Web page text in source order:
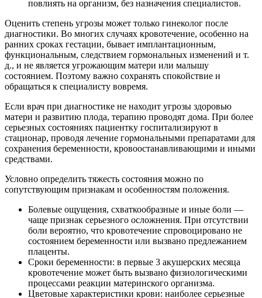
повлиять на организм, без назначения специалистов.
Оценить степень угрозы может только гинеколог после
диагностики. Во многих случаях кровотечение, особенно на
ранних сроках гестации, бывает имплантационным,
функциональным, следствием гормональных изменений и т.
д., и не является угрожающим матери или малышу
состоянием. Поэтому важно сохранять спокойствие и
обращаться к специалисту вовремя.
Если врач при диагностике не находит угрозы здоровью
матери и развитию плода, терапию проводят дома. При более
серьезных состояниях пациентку госпитализируют в
стационар, проводя лечение гормональными препаратами для
сохранения беременности, кровоостанавливающими и иными
средствами.
Условно определить тяжесть состояния можно по
сопутствующим признакам и особенностям положения.
Болевые ощущения, схваткообразные и иные боли —
чаще признак серьезного осложнения. При отсутствии
боли вероятно, что кровотечение спровоцировано не
состоянием беременности или вызвано предлежанием
плаценты.
Сроки беременности: в первые 3 акушерских месяца
кровотечение может быть вызвано физиологическими
процессами реакции материнского организма.
Цветовые характеристики крови: наиболее серьезные